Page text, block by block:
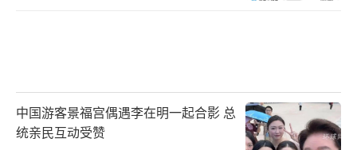
中国游客景福宫偶遇李在明一起合影 总
统亲民互动受赞